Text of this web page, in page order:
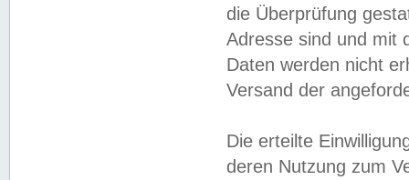
die Überprüfung
Adresse sind und mit
Daten werden nicht
Versand der
Die erteilte
deren Nutzung zum